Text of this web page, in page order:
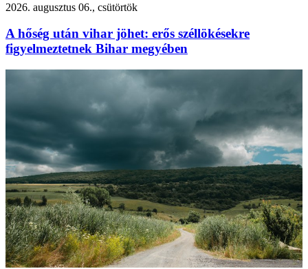
2026. augusztus 06., csütörtök
A hőség után vihar jöhet: erős széllökésekre
figyelmeztetnek Bihar megyében